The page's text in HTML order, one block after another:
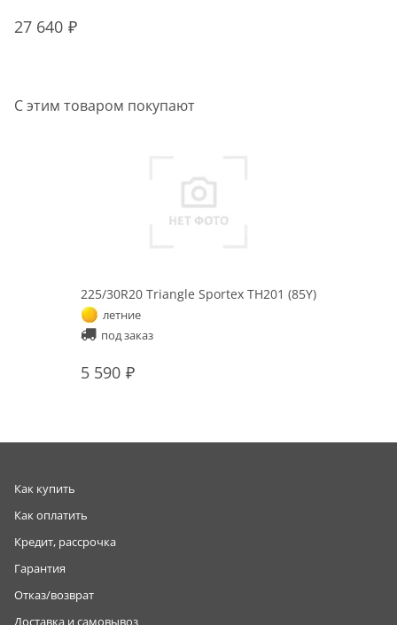
27 640
С этим товаром покупают
225/30R20 Triangle Sportex TH201 (85Y)
летние
под заказ
5 590
Как купить
Как оплатить
Кредит, рассрочка
Гарантия
Отказ/возврат
Доставка и самовывоз